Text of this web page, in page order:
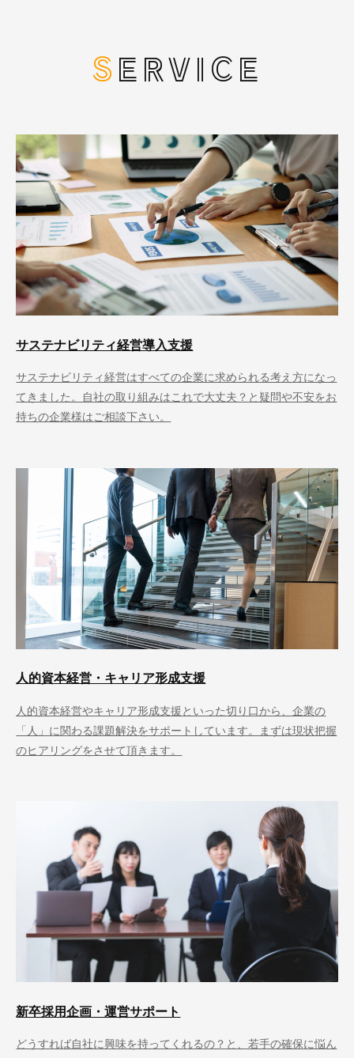
SERVICE
サステナビリティ経営導入支援
サステナビリティ経営はすべての企業に求められる考え方になっ
てきました。自社の取り組みはこれで大丈夫？と疑問や不安をお
持ちの企業様はご相談下さい。
人的資本経営・キャリア形成支援
人的資本経営やキャリア形成支援といった切り口から、企業の
「人」に関わる課題解決をサポートしています。まずは現状把握
のヒアリングをさせて頂きます。
新卒採用企画・運営サポート
どうすれば自社に興味を持ってくれるの？と、若手の確保に悩ん